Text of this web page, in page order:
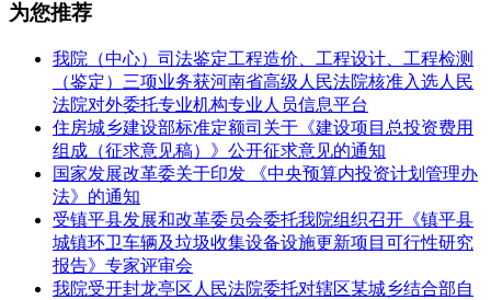
为您推荐
我院（中心）司法鉴定工程造价、工程设计、工程检测
（鉴定）三项业务获河南省高级人民法院核准入选人民
法院对外委托专业机构专业人员信息平台
住房城乡建设部标准定额司关于《建设项目总投资费用
组成（征求意见稿）》公开征求意见的通知
国家发展改革委关于印发 《中央预算内投资计划管理办
法》的通知
受镇平县发展和改革委员会委托我院组织召开《镇平县
城镇环卫车辆及垃圾收集设备设施更新项目可行性研究
报告》专家评审会
我院受开封龙亭区人民法院委托对辖区某城乡结合部自